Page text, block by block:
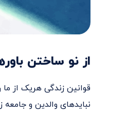
از نو ساختن
قوانین زندگی هریک از
نبایدهای والدین و